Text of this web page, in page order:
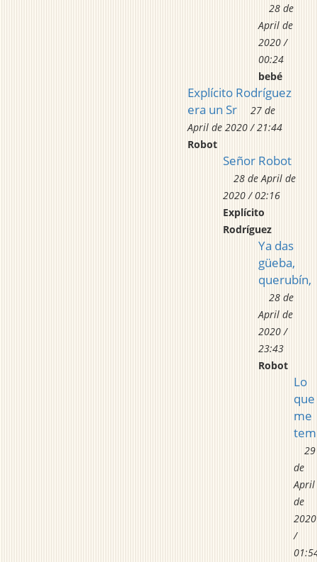
28 de
April de
2020 /
00:24
bebé
Explícito Rodríguez
era un Sr
27 de
April de 2020 / 21:44
Robot
Señor Robot
28 de April de
2020 / 02:16
Explícito
Rodríguez
Ya das
güeba,
querubín,
28 de
April de
2020 /
23:43
Robot
Lo
que
me
29
de
April
de
2020
/